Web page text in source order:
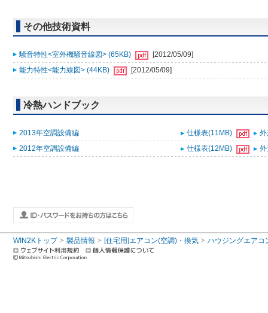
その他技術資料
騒音特性<室外機騒音線図> (65KB)
[2012/05/09]
能力特性<能力線図> (44KB)
[2012/05/09]
冷熱ハンドブック
2013年空調設備編 仕様表(11MB)
2012年空調設備編
仕様表(12MB)
WIN2Kトップ 製品情報 [住宅用]エアコン(空調)・換気 ハウジングエアコ